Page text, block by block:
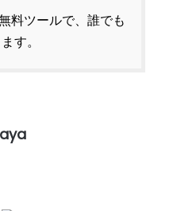
料ツールで、誰でも
す。